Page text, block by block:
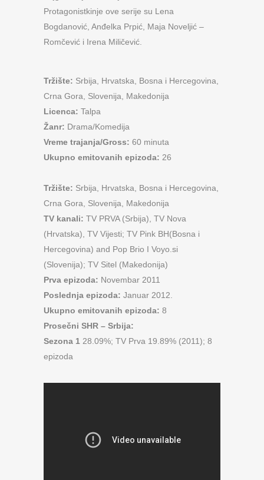
Protagonistkinje ove serije su Lena
Bogdanović, Anđelka Prpić, Maja Noveljić –
Romčević i Irena Miličević.
Tržište: Srbija, Hrvatska, Bosna i Hercegovina,
Crna Gora, Slovenija, Makedonija
Licenca: Talpa
Žanr: Drama/Komedija
Vreme trajanja/Gross: 60 minuta
Ukupno emitovanih epizoda: 26
Tržište: Srbija, Hrvatska, Bosna i Hercegovina,
Crna Gora, Slovenija, Makedonija
TV kanali: TV PRVA (Srbija), TV Nova
(Hrvatska), TV Vijesti; TV Pink BH(Bosna i
Hercegovina) and Pop Brio I Voyo.si
(Slovenija); TV Sitel (Makedonija)
Prva epizoda: Novembar 2011
Poslednja epizoda: Januar 2012.
Ukupno emitovanih epizoda: 8
Prosečni SHR – Srbija:
Sezona 1 28.09%; TV Prva 19.89% (2011); 8
epizoda